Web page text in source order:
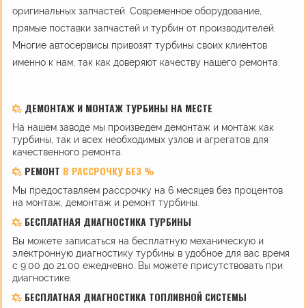
оригинальных запчастей. Современное оборудование,
прямые поставки запчастей и турбин от производителей.
Многие автосервисы привозят турбины своих клиентов
именно к нам, так как доверяют качеству нашего ремонта.
ДЕМОНТАЖ И МОНТАЖ ТУРБИНЫ НА МЕСТЕ
На нашем заводе мы произведем демонтаж и монтаж как
турбины, так и всех необходимых узлов и агрегатов для
качественного ремонта.
РЕМОНТ В РАССРОЧКУ БЕЗ %
Мы предоставляем рассрочку на 6 месяцев без процентов
на монтаж, демонтаж и ремонт турбины.
БЕСПЛАТНАЯ ДИАГНОСТИКА ТУРБИНЫ
Вы можете записаться на бесплатную механическую и
электронную диагностику турбины в удобное для вас время
с 9:00 до 21:00 ежедневно. Вы можете присутствовать при
диагностике.
БЕСПЛАТНАЯ ДИАГНОСТИКА ТОПЛИВНОЙ СИСТЕМЫ